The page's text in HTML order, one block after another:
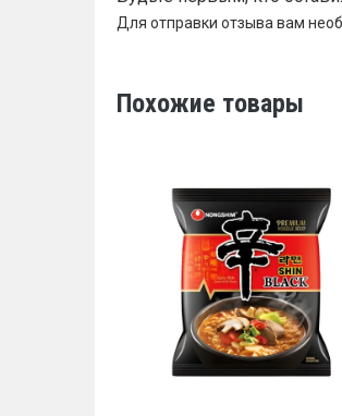
Для отправки отзыва вам
Похожие товары